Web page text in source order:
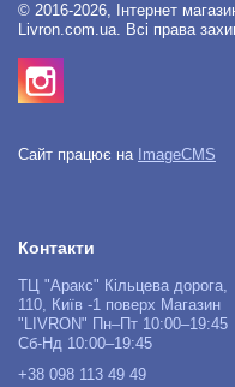
© 2016-2026, Інтернет
Livron.com.ua. Всі права
Сайт працює на ImageCMS
Контакти
ТЦ "Аракс" Кільцева дорога,
110, Київ -1 поверх Магазин
"LIVRON" Пн–Пт 10:00–19:45
Сб-Нд 10:00–19:45
+38 098 113 49 49